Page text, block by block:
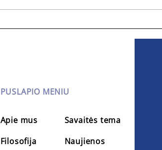
PUSLAPIO MENIU
Apie mus
Filosofija
Savaitės tema
Naujienos